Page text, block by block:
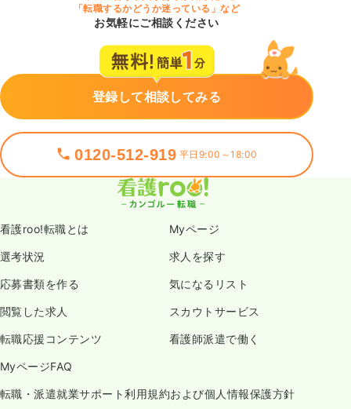
「転職するかどうか迷っている」など
お気軽にご相談ください
登録して相談してみる
0120-512-919 平日9:00～18:00
看護roo!転職とは Myページ
選考状況 求人を探す
応募書類を作る 気になるリスト
閲覧した求人 スカウトサービス
転職応援コンテンツ 看護師派遣で働く
MyページFAQ
転職・派遣就業サポート利用規約および個人情報保護方針